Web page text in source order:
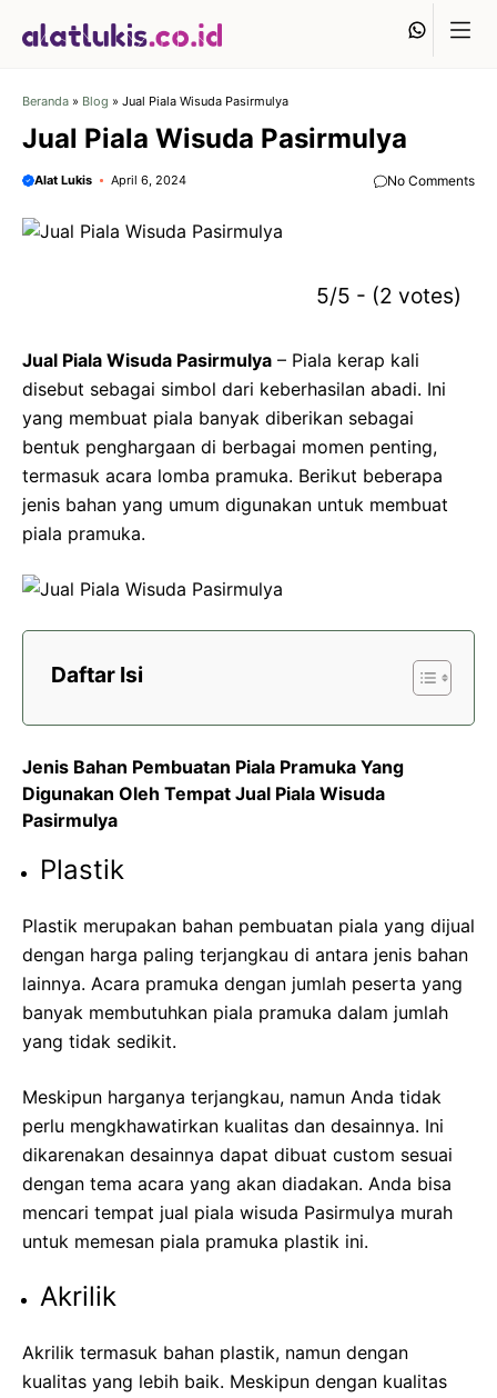
Beranda » Blog » Jual Piala Wisuda Pasirmulya
Jual Piala Wisuda Pasirmulya
Alat Lukis April 6, 2024 No Comments
5/5 - (2 votes)
Jual Piala Wisuda Pasirmulya – Piala kerap kali
disebut sebagai simbol dari keberhasilan abadi. Ini
yang membuat piala banyak diberikan sebagai
bentuk penghargaan di berbagai momen penting,
termasuk acara lomba pramuka. Berikut beberapa
jenis bahan yang umum digunakan untuk membuat
piala pramuka.
Daftar Isi
Jenis Bahan Pembuatan Piala Pramuka Yang
Digunakan Oleh Tempat Jual Piala Wisuda
Pasirmulya
Plastik
Plastik merupakan bahan pembuatan piala yang dijual
dengan harga paling terjangkau di antara jenis bahan
lainnya. Acara pramuka dengan jumlah peserta yang
banyak membutuhkan piala pramuka dalam jumlah
yang tidak sedikit.
Meskipun harganya terjangkau, namun Anda tidak
perlu mengkhawatirkan kualitas dan desainnya. Ini
dikarenakan desainnya dapat dibuat custom sesuai
dengan tema acara yang akan diadakan. Anda bisa
mencari tempat jual piala wisuda Pasirmulya murah
untuk memesan piala pramuka plastik ini.
Akrilik
Akrilik termasuk bahan plastik, namun dengan
kualitas yang lebih baik. Meskipun dengan kualitas